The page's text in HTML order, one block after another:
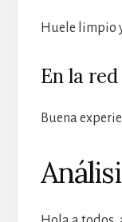
Huele limpio
En la
Buena